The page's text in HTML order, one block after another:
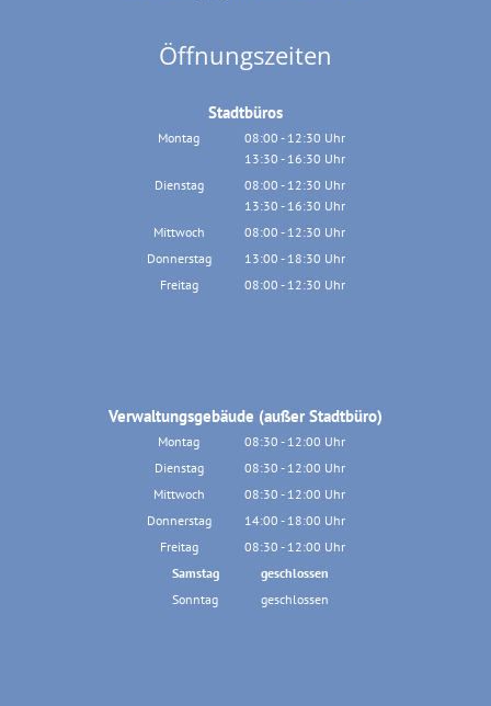
Öffnungszeiten
Stadtbüros
Montag 08:00 - 12:30 Uhr
Von 08:00 bis 12:30 Uhr
13:30 - 16:30 Uhr
Von 13:30 bis 16:30 Uhr
Dienstag 08:00 - 12:30 Uhr
Von 08:00 bis 12:30 Uhr
13:30 - 16:30 Uhr
Von 13:30 bis 16:30 Uhr
Mittwoch 08:00 - 12:30 Uhr
Von 08:00 bis 12:30 Uhr
Donnerstag 13:00 - 18:30 Uhr
Von 13:00 bis 18:30 Uhr
Freitag 08:00 - 12:30 Uhr
Verwaltungsgebäude (außer Stadtbüro)
Montag 08:30 - 12:00 Uhr
Von 08:30 bis 12:00 Uhr
Dienstag 08:30 - 12:00 Uhr
Von 08:30 bis 12:00 Uhr
Mittwoch 08:30 - 12:00 Uhr
Von 08:30 bis 12:00 Uhr
Donnerstag 14:00 - 18:00 Uhr
Von 14:00 bis 18:00 Uhr
Freitag 08:30 - 12:00 Uhr
Von 08:30 bis 12:00 Uhr
Samstag
geschlossen
Sonntag
geschlossen